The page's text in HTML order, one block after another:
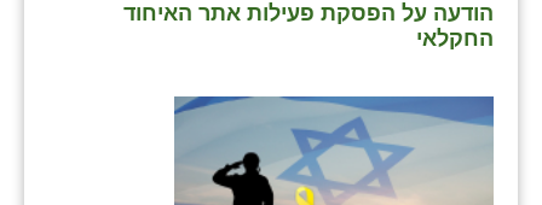
הודעה על הפסקת פעילות אתר האיחוד
החקלאי